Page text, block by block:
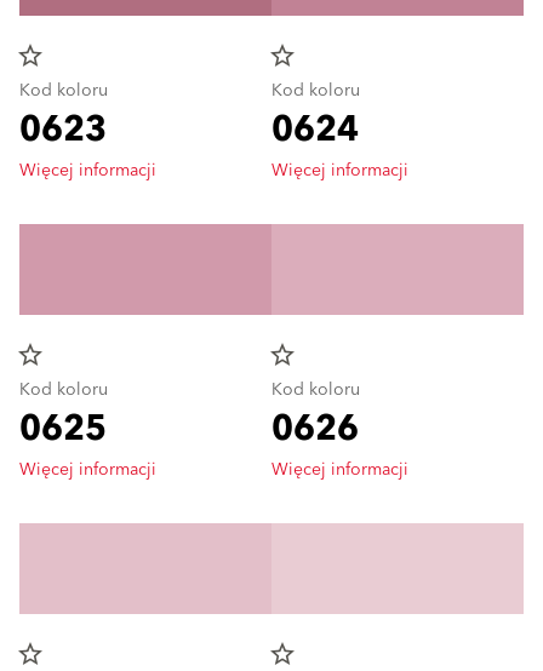
star_border
Kod koloru
0623
Więcej informacji
star_border
Kod koloru
0624
Więcej informacji
star_border
Kod koloru
0625
Więcej informacji
star_border
Kod koloru
0626
Więcej informacji
star_border
star_border